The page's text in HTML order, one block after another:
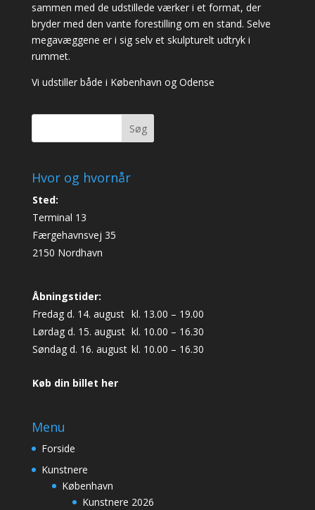
sammen med de udstillede værker i et format, der
bryder med den vante forestilling om en stand. Selve
megavæggene er i sig selv et skulpturelt udtryk i
rummet.
Vi udstiller både i København og Odense
Søg
Hvor og hvornår
Sted:
Terminal 13
Færgehavnsvej 35
2150 Nordhavn
Åbningstider:
Fredag d. 14. august kl. 13.00 – 19.00
Lørdag d. 15. august kl. 10.00 – 16.30
Søndag d. 16. august kl. 10.00 – 16.30
Køb din billet her
Menu
Forside
Kunstnere
København
Kunstnere 2026